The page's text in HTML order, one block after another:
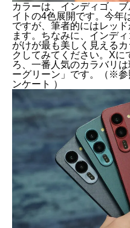
カラーは、インディゴ、
イトの4色展開です。今年
ですが、筆者的にはレッ
ます。ちなみに、インデ
がけが最も美しく見える
クしてみてください。Xに
ろ、一番人気のカラバリ
ーグリーン」です。（※参
ンケート ）